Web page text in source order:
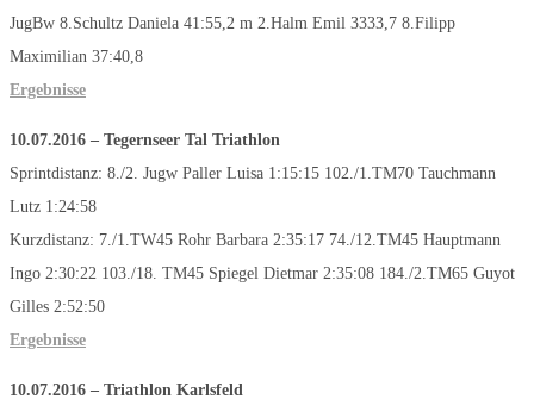
JugBw 8.Schultz Daniela 41:55,2 m 2.Halm Emil 3333,7 8.Filipp
Maximilian 37:40,8
Ergebnisse
10.07.2016 – Tegernseer Tal Triathlon
Sprintdistanz: 8./2. Jugw Paller Luisa 1:15:15 102./1.TM70 Tauchmann
Lutz 1:24:58
Kurzdistanz: 7./1.TW45 Rohr Barbara 2:35:17 74./12.TM45 Hauptmann
Ingo 2:30:22 103./18. TM45 Spiegel Dietmar 2:35:08 184./2.TM65 Guyot
Gilles 2:52:50
Ergebnisse
10.07.2016 – Triathlon Karlsfeld